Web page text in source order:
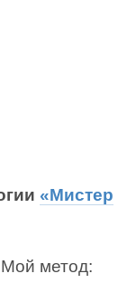
«Мистер
Мой метод: